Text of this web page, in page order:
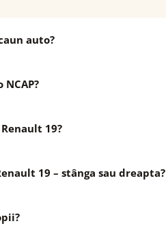
auto?
19?
19 – stânga sau dreapta?